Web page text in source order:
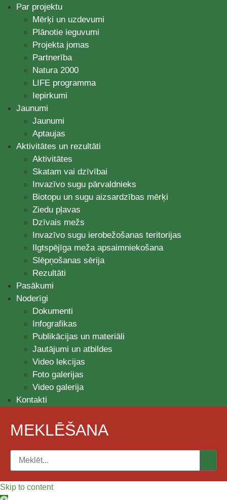
Par projektu
Mērķi un uzdevumi
Plānotie ieguvumi
Projekta jomas
Partnerība
Natura 2000
LIFE programma
Iepirkumi
Jaunumi
Jaunumi
Aptaujas
Aktivitātes un rezultāti
Aktivitātes
Skatam vai dzīvībai
Invazīvo sugu pārvaldnieks
Biotopu un sugu aizsardzības mērķi
Ziedu pļavas
Dzīvais mežs
Invazīvo sugu ierobežošanas teritorijas
Ilgtspējīga meža apsaimniekošana
Slēpņošanas sērija
Rezultāti
Pasākumi
Noderīgi
Dokumenti
Infografikas
Publikācijas un materiāli
Jautājumi un atbildes
Video lekcijas
Foto galerijas
Video galerija
Kontakti
MEKLĒŠANA
Skip to content